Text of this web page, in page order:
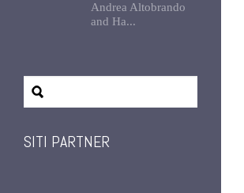
Andrea Altobrando
and Ha...
SITI PARTNER